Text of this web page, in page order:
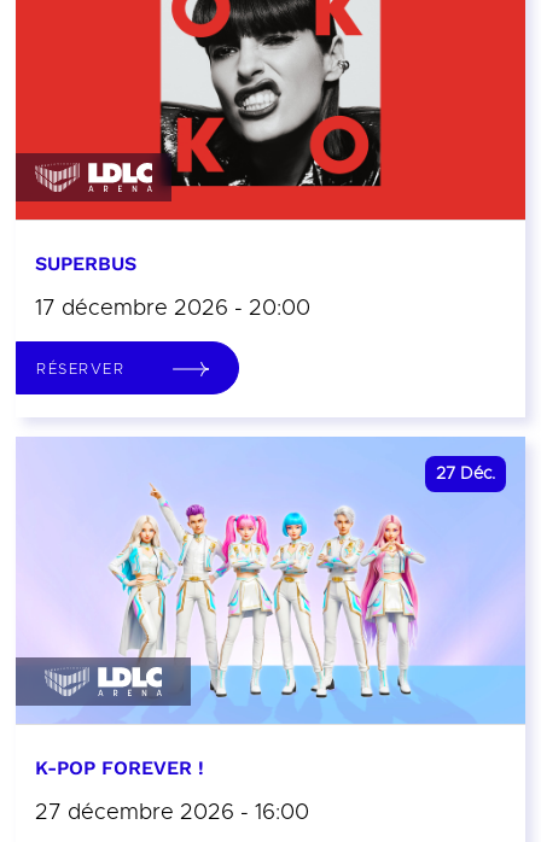
SUPERBUS
17 décembre 2026 - 20:00
RÉSERVER
27 Déc.
K-POP FOREVER !
27 décembre 2026 - 16:00